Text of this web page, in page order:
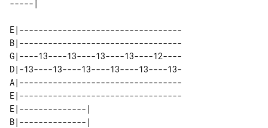
E|----------------------------------
B|----------------------------------
G|----13----13----13----13----12----
D|-13----13----13----13----13----13-
A|----------------------------------
E|----------------------------------
E|--------------|
B|--------------|